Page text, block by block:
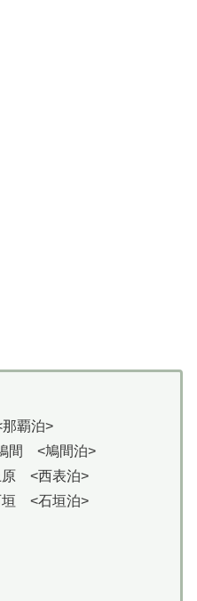
覇泊>
間 <鳩間泊>
<西表泊>
<石垣泊>